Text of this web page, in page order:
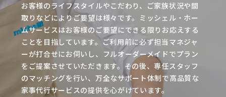
お客様のライフスタイルやこだわり、ご家族状況や間
取りなどによりご要望は様々です。ミッシェル・ホー
ムサービスはお客様のご要望にできる限りお応えする
ことを目指しています。ご利用前に必ず担当マネジャ
ーが打合せにお伺いし、フルオーダーメイドでプラン
をご提案させていただきます。その後、専任スタッフ
のマッチングを行い、万全なサポート体制で高品質な
家事代行サービスの提供を心がけています。